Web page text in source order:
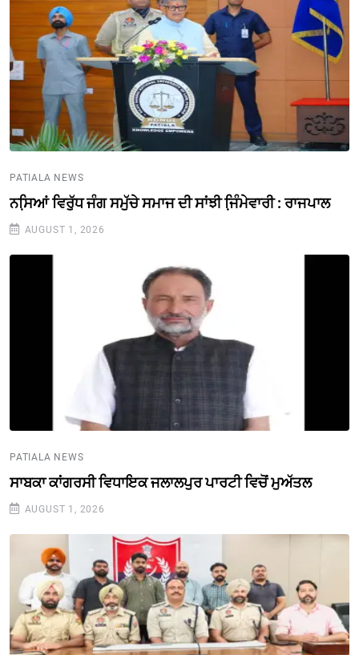
PATIALA NEWS
ਨਸਿ਼ਆਂ ਵਿਰੁੱਧ ਜੰਗ ਸਮੁੱਚੇ ਸਮਾਜ ਦੀ ਸਾਂਝੀ ਜਿ਼ੰਮੇਵਾਰੀ : ਰਾਜਪਾਲ
AUGUST 1, 2026
PATIALA NEWS
ਸਾਬਕਾ ਕਾਂਗਰਸੀ ਵਿਧਾਇਕ ਜਲਾਲਪੁਰ ਪਾਰਟੀ ਵਿਚੋਂ ਮੁਅੱਤਲ
AUGUST 1, 2026